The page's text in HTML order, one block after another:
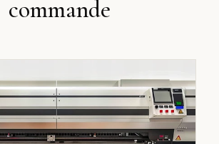
commande